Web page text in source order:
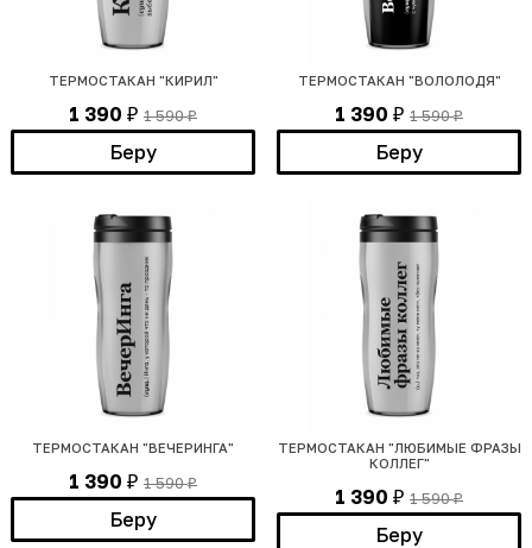
ТЕРМОСТАКАН "КИРИЛ"
1 390 ₽ 1 590₽
Беру
ТЕРМОСТАКАН "ВОЛОЛОДЯ"
1 390 ₽ 1 590₽
Беру
ТЕРМОСТАКАН "ВЕЧЕРИНГА"
1 390 ₽ 1 590₽
Беру
ТЕРМОСТАКАН "ЛЮБИМЫЕ ФРАЗЫ
КОЛЛЕГ"
1 390 ₽ 1 590₽
Беру